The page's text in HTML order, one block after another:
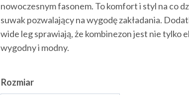
nowoczesnym fasonem. To komfort i styl na co
suwak pozwalający na wygodę zakładania.
wide leg sprawiają, że kombinezon jest nie tylko
wygodny i modny.
Rozmiar